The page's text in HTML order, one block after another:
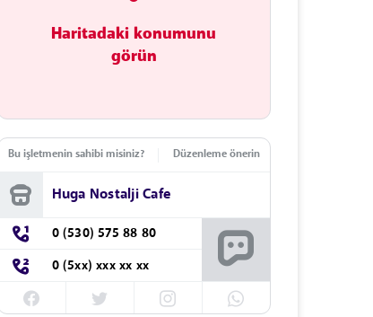
Haritadaki konumunu
görün
Bu işletmenin sahibi misiniz? Düzenleme önerin
Huga Nostalji Cafe
0 (530) 575 88 80
0 (5xx) xxx xx xx